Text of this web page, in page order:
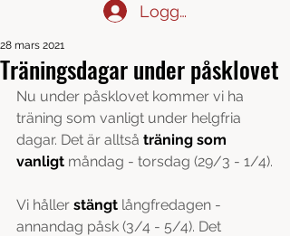
Logga in
Träningsdagar under påsklovet
28 mars 2021
Nu under påsklovet kommer vi ha
träning som vanligt under helgfria
dagar. Det är alltså träning som
vanligt måndag - torsdag (29/3 - 1/4).
Vi håller stängt långfredagen -
annandag påsk (3/4 - 5/4). Det